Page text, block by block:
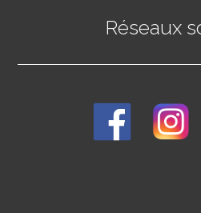
Réseaux